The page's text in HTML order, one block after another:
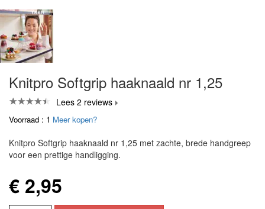
Knitpro Softgrip haaknaald nr 1,25
Lees 2 reviews
Voorraad : 1 Meer kopen?
Knitpro Softgrip haaknaald nr 1,25 met zachte, brede handgreep
voor een prettige handligging.
€ 2,95